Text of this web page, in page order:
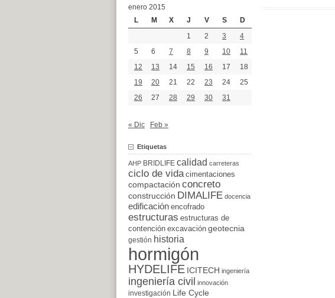
enero 2015
L
M X J V S
D
1
2 3
4
5
6 7 8 9 10
11
12
13 14 15 16 17
18
19
20 21 22 23 24
25
26
27 28 29 30 31
« Dic Feb »
Etiquetas
AHP BRIDLIFE calidad carreteras
ciclo de vida cimentaciones
compactación concreto
construcción DIMALIFE docencia
edificación encofrado
estructuras estructuras de
contención excavación geotecnia
gestión historia
hormigón
HYDELIFE ICITECH ingeniería
ingeniería civil innovación
investigación
Life Cycle